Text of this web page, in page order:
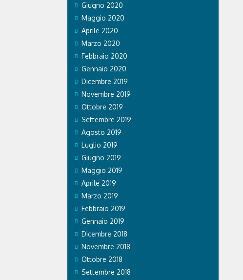
Giugno 2020
Maggio 2020
Aprile 2020
Marzo 2020
Febbraio 2020
Gennaio 2020
Dicembre 2019
Novembre 2019
Ottobre 2019
Settembre 2019
Agosto 2019
Luglio 2019
Giugno 2019
Maggio 2019
Aprile 2019
Marzo 2019
Febbraio 2019
Gennaio 2019
Dicembre 2018
Novembre 2018
Ottobre 2018
Settembre 2018